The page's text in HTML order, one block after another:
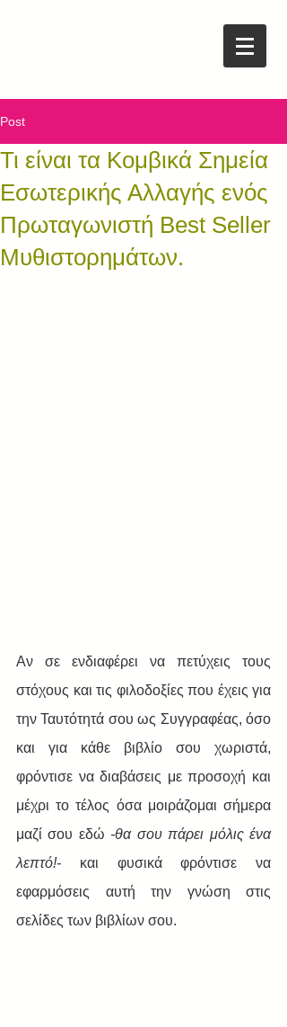
Post
Τι είναι τα Κομβικά Σημεία
Εσωτερικής Αλλαγής ενός
Πρωταγωνιστή Best Seller
Μυθιστορημάτων.
Αν σε ενδιαφέρει να πετύχεις τους
στόχους και τις φιλοδοξίες που έχεις για
την Ταυτότητά σου ως Συγγραφέας, όσο
και για κάθε βιβλίο σου χωριστά,
φρόντισε να διαβάσεις με προσοχή και
μέχρι το τέλος όσα μοιράζομαι σήμερα
μαζί σου εδώ -θα σου πάρει μόλις ένα
λεπτό!- και φυσικά φρόντισε να
εφαρμόσεις αυτή την γνώση στις
σελίδες των βιβλίων σου.